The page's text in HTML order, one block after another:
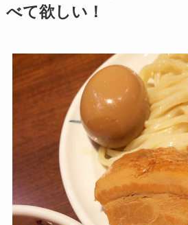
べて欲しい！